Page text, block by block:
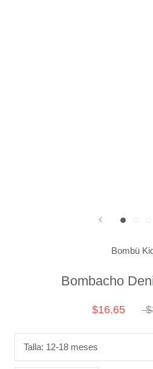
Bombü
Bombacho
$16.65
Talla: 12-18 meses